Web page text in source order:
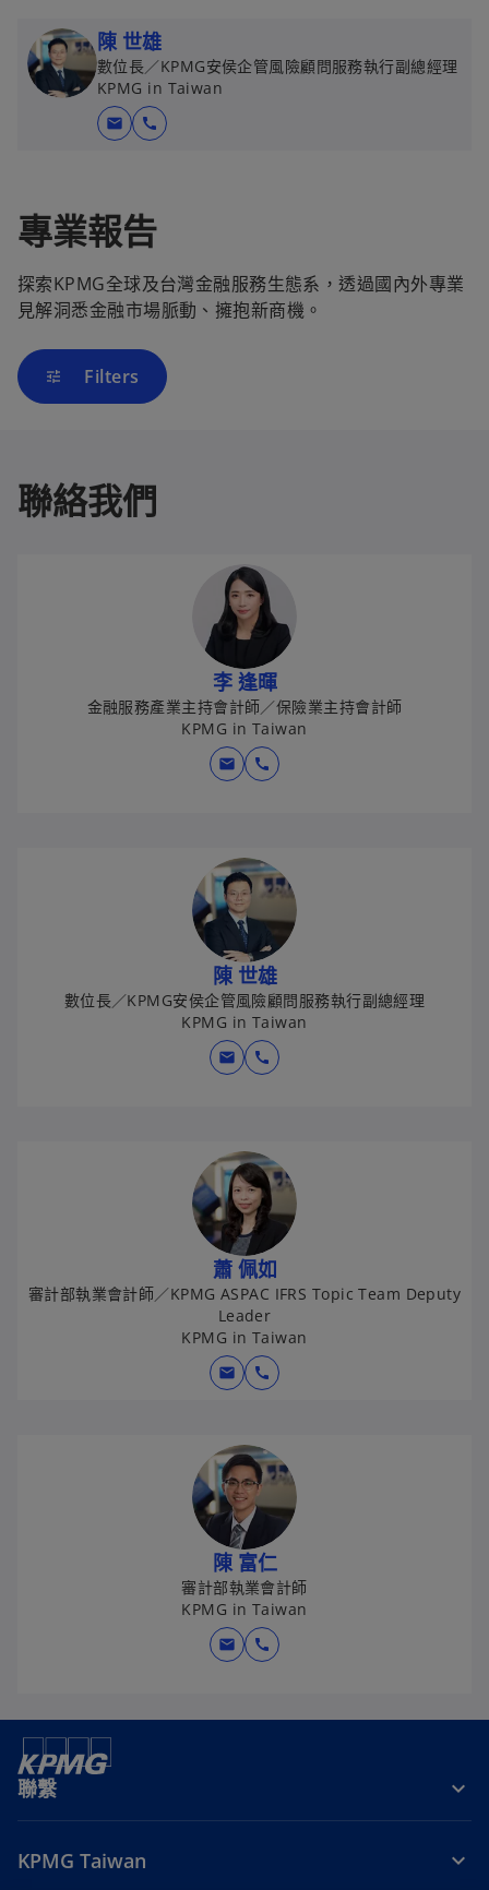
陳 世雄
數位長／KPMG安侯企管風險顧問服務執行副總經理
KPMG in Taiwan
mail call
專業報告
探索KPMG全球及台灣金融服務生態系，透過國內外專業
見解洞悉金融市場脈動、擁抱新商機。
tune Filters
聯絡我們
李 逢暉
金融服務產業主持會計師／保險業主持會計師
KPMG in Taiwan
mail call
陳 世雄
數位長／KPMG安侯企管風險顧問服務執行副總經理
KPMG in Taiwan
mail call
蕭 佩如
審計部執業會計師／KPMG ASPAC IFRS Topic Team Deputy
Leader
KPMG in Taiwan
mail call
陳 富仁
審計部執業會計師
KPMG in Taiwan
mail call
聯繫
KPMG Taiwan